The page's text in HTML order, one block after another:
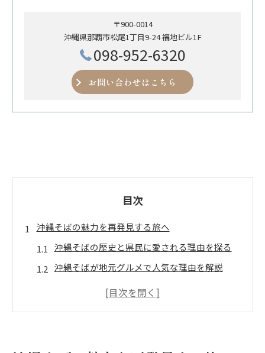
〒900-0014
沖縄県那覇市松尾1丁目9-24 福地ビル1F
098-952-6320
お問い合わせはこちら
目次
沖縄そばの魅力を再発見する旅へ
沖縄そばの歴史と県民に愛される理由を探る
沖縄そばが地元グルメで人気な理由を解説
沖縄そばの魅力を感じる食べ比べのポイント